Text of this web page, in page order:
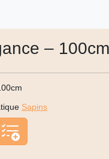
– 100cm
Sapins